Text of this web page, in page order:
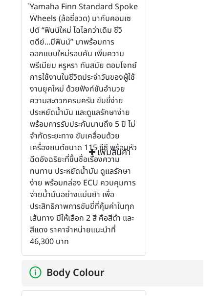
เพิ่มสินค้า
ํYamaha Finn Standard Spoke
Wheels (ล้อซี่ลวด) มากับคอนเซ
ปต์ “ฟินน์ใหม่ ไฉไลกว่าเดิม ชีวิ
ตดีย์...มีฟินน์” มาพร้อมการ
ออกแบบใหม่รอบคัน เพิ่มความ
พรีเมียม หรูหรา ทันสมัย ตอบโจทย์
การใช้งานในชีวิตประจำวันของผู้ใช้
งานยุคใหม่ ด้วยฟังก์ชันอำนวย
ความสะดวกครบครัน ขับขี่ง่าย
ประหยัดน้ำมัน และดูแลรักษาง่าย
พร้อมการรับประกันนานถึง 5 ปี ไม่
จำกัดระยะทาง ขับเคลื่อนด้วย
เครื่องยนต์ขนาด 115 ซีซี พร้อมหัว
ฉีดอัจฉริยะที่ขึ้นชื่อเรื่องความ
ทนทาน ประหยัดน้ำมัน ดูแลรักษา
ง่าย พร้อมกล่อง ECU ควบคุมการ
จ่ายน้ำมันอย่างแม่นยำ เพื่อ
ประสิทธิภาพการขับขี่ที่คุ้มค่าในทุก
เส้นทาง มีให้เลือก 2 สี คือสีดำ และ
สีแดง ราคาจำหน่ายแนะนำที่
46,300 บาท
Body Colour